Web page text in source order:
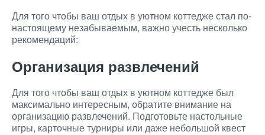
Для того чтобы ваш отдых в уютном коттедже стал по-
настоящему незабываемым, важно учесть несколько
рекомендаций:
Организация развлечений
Для того чтобы ваш отдых в уютном коттедже был
максимально интересным, обратите внимание на
организацию развлечений. Подготовьте настольные
игры, карточные турниры или даже небольшой квест